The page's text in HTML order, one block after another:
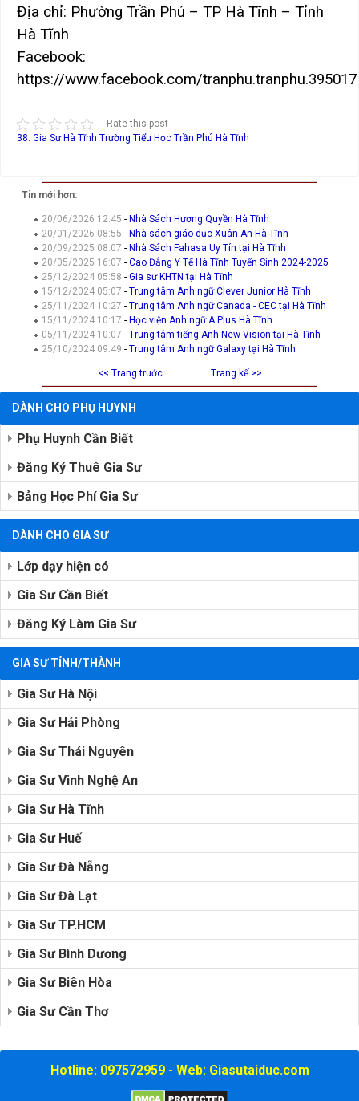
Địa chỉ: Phường Trần Phú – TP Hà Tĩnh – Tỉnh
Hà Tĩnh
Facebook:
https://www.facebook.com/tranphu.tranphu.395017
Rate this post
38. Gia Sư Hà Tĩnh Trường Tiểu Học Trần Phú Hà Tĩnh
Tin mới hơn:
20/06/2026 12:45- Nhà Sách Hương Quyền Hà Tĩnh
20/01/2026 08:55- Nhà sách giáo dục Xuân An Hà Tĩnh
20/09/2025 08:07- Nhà Sách Fahasa Uy Tín tại Hà Tĩnh
20/05/2025 16:07-Cao Đẳng Y Tế Hà Tĩnh Tuyển Sinh 2024-2025
25/12/2024 05:58-Gia sư KHTN tại Hà Tĩnh
15/12/2024 05:07-Trung tâm Anh ngữ Clever Junior Hà Tĩnh
25/11/2024 10:27-Trung tâm Anh ngữ Canada - CEC tại Hà Tĩnh
15/11/2024 10:17- Học viện Anh ngữ A Plus Hà Tĩnh
05/11/2024 10:07-Trung tâm tiếng Anh New Vision tại Hà Tĩnh
25/10/2024 09:49-Trung tâm Anh ngữ Galaxy tại Hà Tĩnh
<< Trang truớc Trang kế >>
DÀNH CHO PHỤ HUYNH
Phụ Huynh Cần Biết
Đăng Ký Thuê Gia Sư
Bảng Học Phí Gia Sư
DÀNH CHO GIA SƯ
Lớp dạy hiện có
Gia Sư Cần Biết
Đăng Ký Làm Gia Sư
GIA SƯ TỈNH/THÀNH
Gia Sư Hà Nội
Gia Sư Hải Phòng
Gia Sư Thái Nguyên
Gia Sư Vinh Nghệ An
Gia Sư Hà Tĩnh
Gia Sư Huế
Gia Sư Đà Nẵng
Gia Sư Đà Lạt
Gia Sư TP.HCM
Gia Sư Bình Dương
Gia Sư Biên Hòa
Gia Sư Cần Thơ
Hotline: 097572959 - Web: Giasutaiduc.com